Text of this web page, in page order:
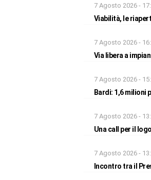
7 Agosto 2026 -
Viabilità, le
7 Agosto 2026 -
Via libera a
7 Agosto 2026 -
Bardi: 1,6 milioni
7 Agosto 2026 -
Una call per il
7 Agosto 2026 -
Incontro tra il